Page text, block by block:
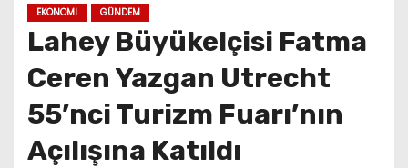
EKONOMI GÜNDEM
Lahey Büyükelçisi Fatma
Ceren Yazgan Utrecht
55’nci Turizm Fuarı’nın
Açılışına Katıldı